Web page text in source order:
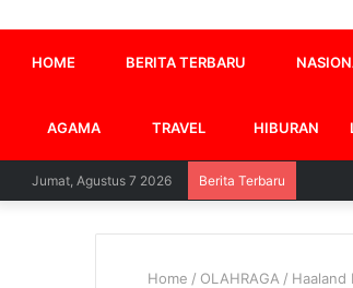
HOME BERITA TERBARU
AGAMA TRAVEL HIBURAN
Jumat, Agustus 7 2026 Berita Terbaru
Home / OLAHRAGA / Haaland